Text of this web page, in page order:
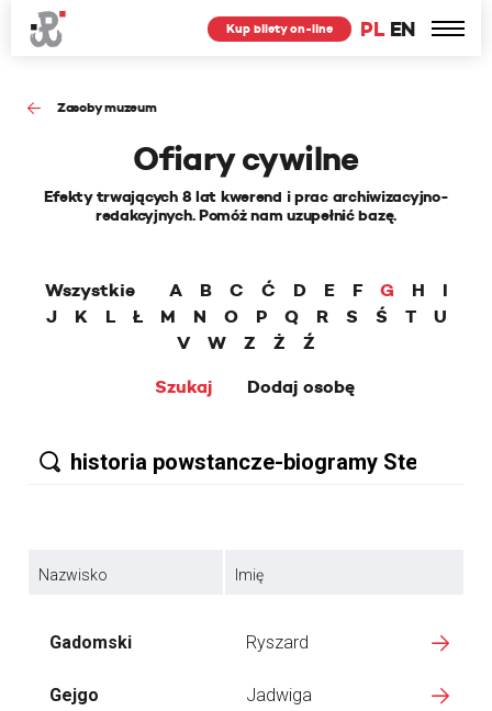
PL EN
Kup bilety on-line
Zasoby muzeum
Ofiary cywilne
Efekty trwających 8 lat kwerend i prac archiwizacyjno-
redakcyjnych. Pomóż nam uzupełnić bazę.
Wszystkie A B C Ć D E F G H
I
J
K L Ł M N O P Q R S Ś T
U
V
W Z Ż
Ź
Szukaj
Dodaj osobę
Nazwisko Imię
Gadomski Ryszard
Gejgo Jadwiga